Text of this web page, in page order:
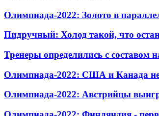
Олимпиада-2022: Золото в
Пидручный: Холод такой, что
Тренеры определились с
Олимпиада-2022: США и Канада не
Олимпиада-2022: Австрийцы